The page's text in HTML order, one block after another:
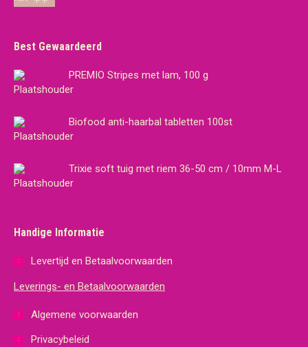
Best Gewaardeerd
PREMIO Stripes met lam, 100 g
Biofood anti-haarbal tabletten 100st
Trixie soft tuig met riem 36-50 cm / 10mm M-L
Handige Informatie
Levertijd en Betaalvoorwaarden
Leverings- en Betaalvoorwaarden
Algemene voorwaarden
Privacybeleid